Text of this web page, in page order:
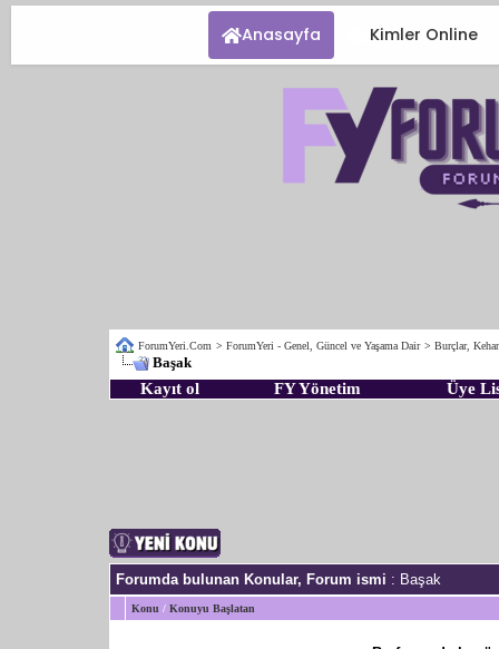
Anasayfa Kimler Online
ForumYeri.Com > ForumYeri - Genel, Güncel ve Yaşama Dair > Burçlar,
Başak
Kayıt ol FY Yönetim Üye
Forumda bulunan Konular, Forum ismi : Başak
Konu / Konuyu Başlatan